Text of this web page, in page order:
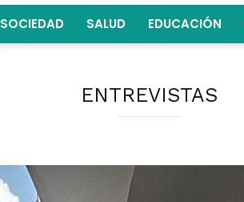
SOCIEDAD SALUD EDUCACIÓN
ENTREVISTAS